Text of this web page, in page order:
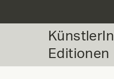
Editionen